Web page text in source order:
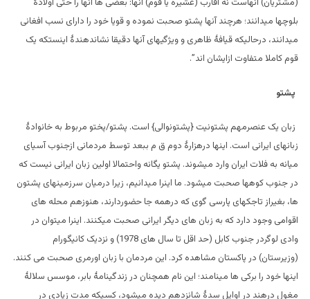
(مشتریان) آنهاست نه اقارب (عشیره یا قوم) آنها: بعضی ها آنها را حتی اولادۀ
بلوچها میدانند؛ هرچند آنها پشتو صحبت نموده و قویا خود را دارای نسب افغانی
میدانند، درحالیکه قیافۀ ظاهری و ویژگیهای آنها دقیقا نشاندهندۀ اینستکه یک
قوم کاملا متفاوت ازایشان اند”.
پشتو
زبان یک عنصرمهم پشتونیت {پشتونوالی} است. پشتو/پختو مربوط به خانوادۀ
زبانهای ایرانی است. اینها درهزارۀ دوم ق م ببعد توسط مردمانی ازجنوب آسیای
میانه به فلات ایران وارد میشوند. پشتو یگانه واحتمالا اولین زبان ایرانی نیست که
در جنوب کوهها صحبت میشود. ما اینرا میدانیم، زیرا درمیان سرزمینهای پشتون
ها، بغیراز تاجکهای پارسی گوی که درهمه جا حضوردارند، هنوزهم محله های
اقوامی وجود دارد که به زبان های دیگر ایرانی صحبت میکنند. اینرا میتوان در
وادی لوگردر جنوب کابل (حد اقل تا سال های 1978) و نزدیک کانیگورام
(وزیرستان) در پاکستان مشاهده کرد. این مردمان با زبان اورمری صحبت می کنند.
اینها خود را برکی ها مینامند؛ این نام همچنان در زندگینامۀ بابر، موسس سلالۀ
مغول درهند در اوایل سدۀ شانزدهم دیده میشود، کسیکه مدت زیادی در